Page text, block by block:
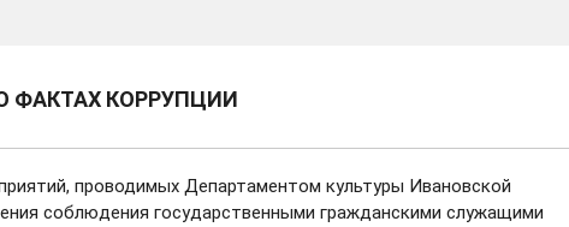
ФАКТАХ КОРРУПЦИИ
проводимых Департаментом культуры Ивановской
соблюдения государственными гражданскими служащими